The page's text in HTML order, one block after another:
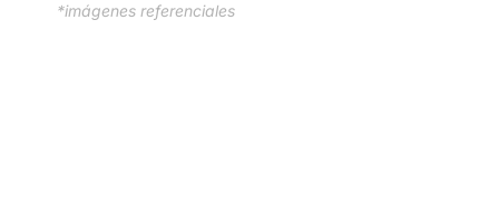
*imágenes referenciales